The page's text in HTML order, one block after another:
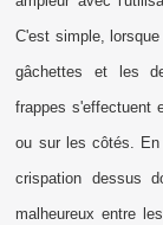
C'est simple, lorsque
gâchettes et les
frappes s'effectuent
ou sur les côtés. En
crispation dessus
malheureux entre